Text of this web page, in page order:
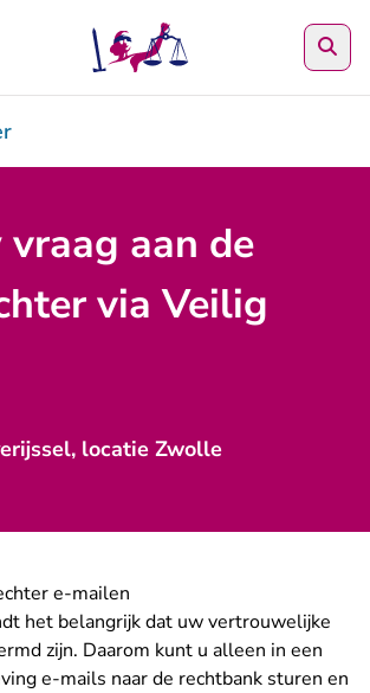
aan de
via Veilig
locatie Zwolle
e-mailen
het belangrijk dat uw vertrouwelijke
zijn. Daarom kunt u alleen in een
e-mails naar de rechtbank sturen en